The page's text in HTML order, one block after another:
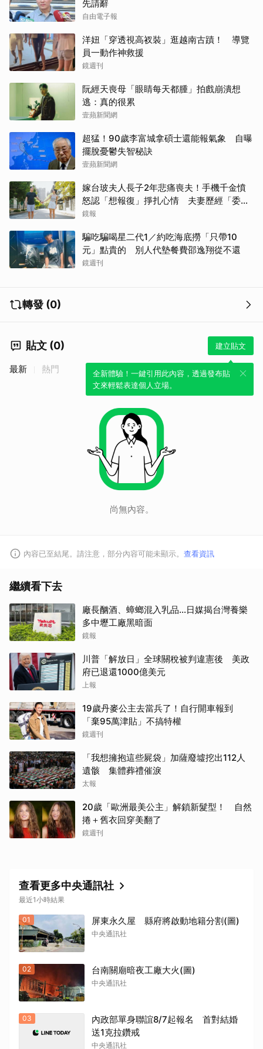
先請辭
自由電子報
洋妞「穿透視高衩裝」逛越南古蹟！ 導覽
員一動作神救援
鏡週刊
阮經天喪母「眼睛每天都腫」拍戲崩潰想
逃：真的很累
壹蘋新聞網
超猛！90歲李富城拿碩士還能報氣象 自曝
擺脫憂鬱失智秘訣
壹蘋新聞網
嫁台玻夫人長子2年悲痛喪夫！手機千金憤
怒認「想報復」掙扎心情 夫妻歷經「委屈
與不平」只能安靜
鏡報
騙吃騙喝星二代1／約吃海底撈「只帶10
元」點貴的 別人代墊餐費邵逸翔從不還
鏡週刊
轉發 (0)
貼文 (0) 建立貼文
全新體驗！一鍵引用此內容，透過發布貼
文來輕鬆表達個人立場。
最新 熱門
尚無內容。
內容已至結尾。請注意，部分內容可能未顯示。 查看資訊
繼續看下去
廠長酗酒、蟑螂混入乳品...日媒揭台灣養樂
多中壢工廠黑暗面
鏡報
川普「解放日」全球關稅被判違憲後 美政
府已退還1000億美元
上報
19歲丹麥公主去當兵了！自行開車報到
「棄95萬津貼」不搞特權
鏡週刊
「我想擁抱這些屍袋」加薩廢墟挖出112人
遺骸 集體葬禮催淚
太報
20歲「歐洲最美公主」解鎖新髮型！ 自然
捲＋舊衣回穿美翻了
鏡週刊
查看更多中央通訊社
最近1小時結果
01 屏東永久屋 縣府將啟動地籍分割(圖)
中央通訊社
02 台南關廟暗夜工廠大火(圖)
中央通訊社
03
內政部單身聯誼8/7起報名 首對結婚
送1克拉鑽戒
中央通訊社